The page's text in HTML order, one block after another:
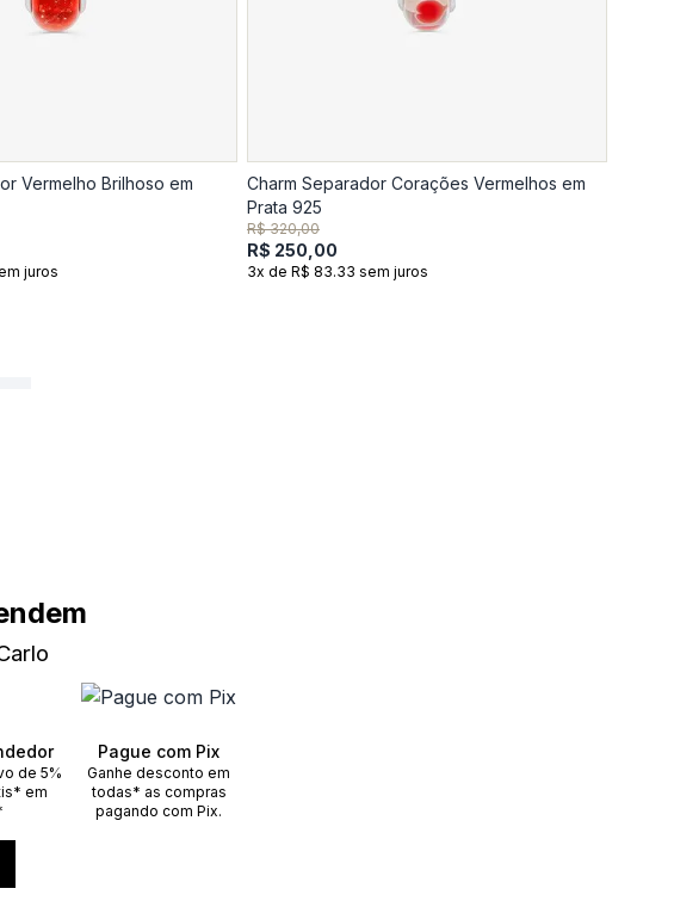
Vermelho Brilhoso em
juros
Charm Separador Corações Vermelhos em
Prata 925
R$ 320,00
R$ 250,00
3x de R$ 83.33 sem juros
de 5%
em
Pague com Pix
Ganhe desconto em
todas* as compras
pagando com Pix.